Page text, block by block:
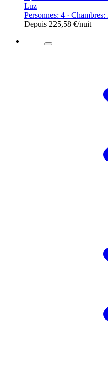
Luz
Personnes: 4 ·
Depuis 225,58 €/nuit